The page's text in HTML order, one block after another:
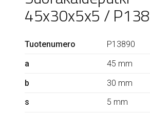
45x30x5x5 /
Tuotenumero
P13890
a
45 mm
b
30 mm
s
5 mm